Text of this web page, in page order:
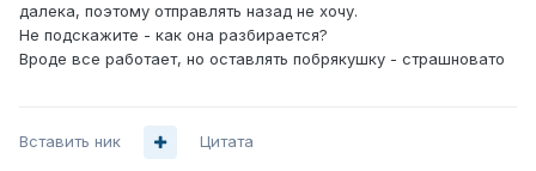
далека, поэтому отправлять назад не хочу.
Не подскажите - как она разбирается?
Вроде все работает, но оставлять побрякушку - страшновато
Вставить ник Цитата